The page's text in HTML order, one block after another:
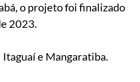
o projeto foi finalizado
2023.
Itaguaí e Mangaratiba.